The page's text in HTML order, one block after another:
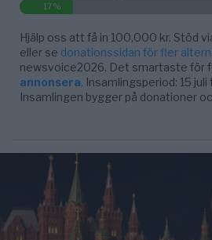
17%
Hjälp oss att få in 100,000 kr. Stöd
eller se donationssidan för fler
newsvoice2026. Det smartaste för
annonsera. Insamlingsperiod: 15
Insamlingen bygger på donationer